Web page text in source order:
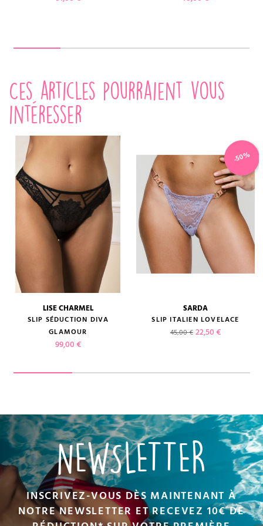
Ces articles pourraient vous
intéresser
LISE CHARMEL
SLIP SÉDUCTION DIVA
GLAMOUR
Prix
99,00 €
SARDA
SLIP ITALIEN LOVELACE
Prix de base
45,00 € Prix
22,50 €
-50%
NEWSLETTER
INSCRIVEZ-VOUS DÈS MAINTENANT À
NOTRE NEWSLETTER ET RECEVEZ 10€ DE